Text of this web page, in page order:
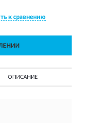
к сравнению
ОПИСАНИЕ